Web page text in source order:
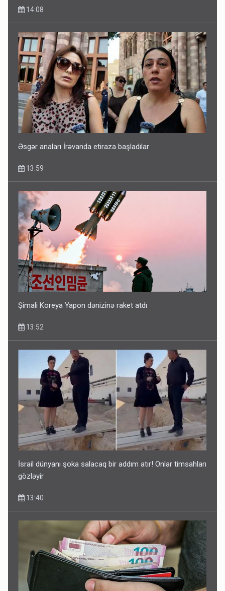
14:08
Əsgər anaları İrəvanda etiraza başladılar
13:59
Şimali Koreya Yapon dənizinə raket atdı
13:52
İsrail dünyanı şoka salacaq bir addım atır! Onlar timsahları
gözləyir
13:40